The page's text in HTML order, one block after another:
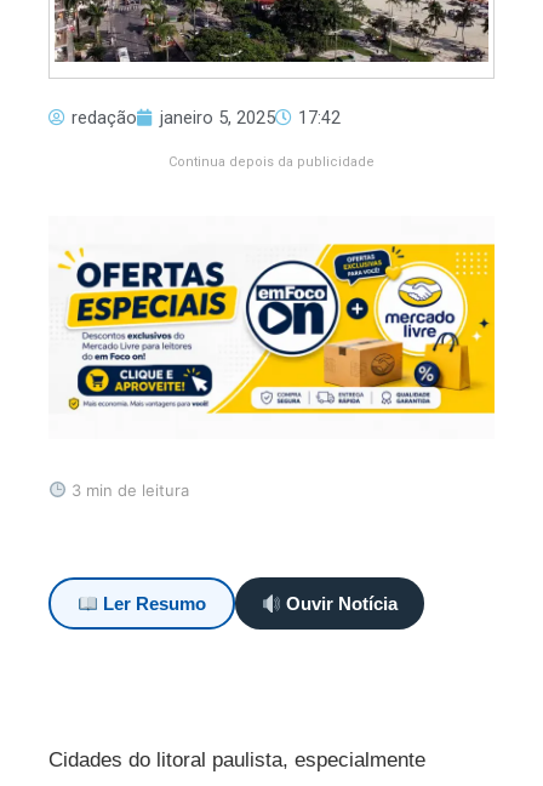
redação janeiro 5, 2025 17:42
Continua depois da publicidade
3 min de leitura
Ler Resumo Ouvir Notícia
Cidades do litoral paulista, especialmente